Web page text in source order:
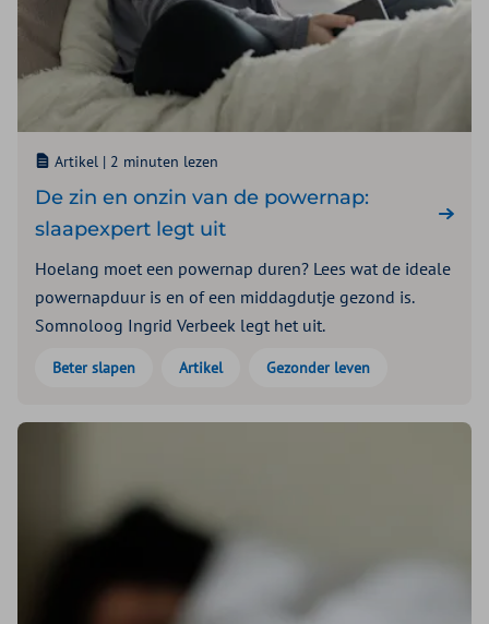
Artikel | 2 minuten lezen
De zin en onzin van de powernap:
slaapexpert legt uit
Hoelang moet een powernap duren? Lees wat de ideale
powernapduur is en of een middagdutje gezond is.
Somnoloog Ingrid Verbeek legt het uit.
Beter slapen Artikel Gezonder leven